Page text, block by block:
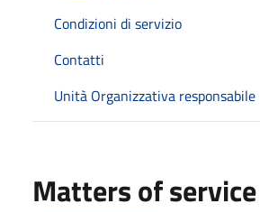
Condizioni di servizio
Contatti
Unità Organizzativa responsabile
Matters of service